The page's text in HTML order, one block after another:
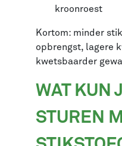
kroonroest
Kortom: minder
opbrengst, lagere
kwetsbaarder
WAT KUN
STUREN